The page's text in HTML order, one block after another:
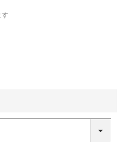
す